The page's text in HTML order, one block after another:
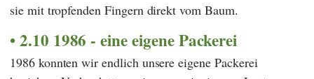
sie mit tropfenden Fingern direkt vom Baum.
2.10 1986 - eine eigene Packerei
1986 konnten wir endlich unsere eigene Packerei